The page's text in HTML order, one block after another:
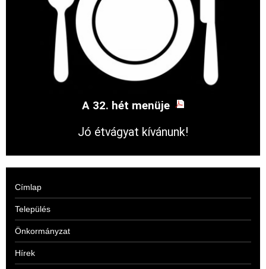
A 32. hét menüje
Jó étvágyat kívánunk!
Címlap
Település
Önkormányzat
Hírek